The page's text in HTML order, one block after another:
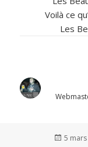
Voilà ce
Les
Publié
5